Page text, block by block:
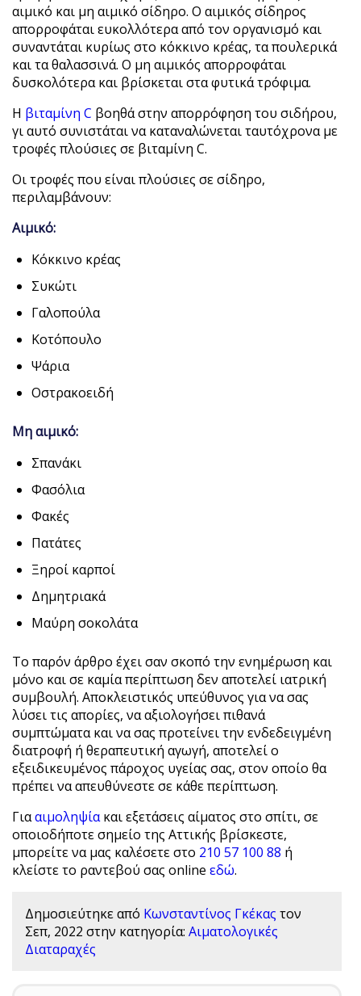
αιμικό και μη αιμικό σίδηρο. Ο αιμικός σίδηρος
απορροφάται ευκολλότερα από τον οργανισμό και
συναντάται κυρίως στο κόκκινο κρέας, τα πουλερικά
και τα θαλασσινά. Ο μη αιμικός απορροφάται
δυσκολότερα και βρίσκεται στα φυτικά τρόφιμα.
Η βιταμίνη C βοηθά στην απορρόφηση του σιδήρου,
γι αυτό συνιστάται να καταναλώνεται ταυτόχρονα με
τροφές πλούσιες σε βιταμίνη C.
Οι τροφές που είναι πλούσιες σε σίδηρο,
περιλαμβάνουν:
Αιμικό:
Κόκκινο κρέας
Συκώτι
Γαλοπούλα
Κοτόπουλο
Ψάρια
Οστρακοειδή
Μη αιμικό:
Σπανάκι
Φασόλια
Φακές
Πατάτες
Ξηροί καρποί
Δημητριακά
Μαύρη σοκολάτα
Το παρόν άρθρο έχει σαν σκοπό την ενημέρωση και
μόνο και σε καμία περίπτωση δεν αποτελεί ιατρική
συμβουλή. Αποκλειστικός υπεύθυνος για να σας
λύσει τις απορίες, να αξιολογήσει πιθανά
συμπτώματα και να σας προτείνει την ενδεδειγμένη
διατροφή ή θεραπευτική αγωγή, αποτελεί ο
εξειδικευμένος πάροχος υγείας σας, στον οποίο θα
πρέπει να απευθύνεστε σε κάθε περίπτωση.
Γιααιμοληψίακαι εξετάσεις αίματος στο σπίτι, σε
οποιοδήποτε σημείο της Αττικής βρίσκεστε,
μπορείτε να μας καλέσετε στο 210 57 100 88 ή
κλείστε το ραντεβού σας onlineεδώ.
Δημοσιεύτηκε από Κωνσταντίνος Γκέκας τον
Σεπ, 2022 στην κατηγορία:Αιματολογικές
Διαταραχές